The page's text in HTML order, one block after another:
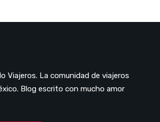
Viajeros. La comunidad de viajeros
Blog escrito con mucho amor